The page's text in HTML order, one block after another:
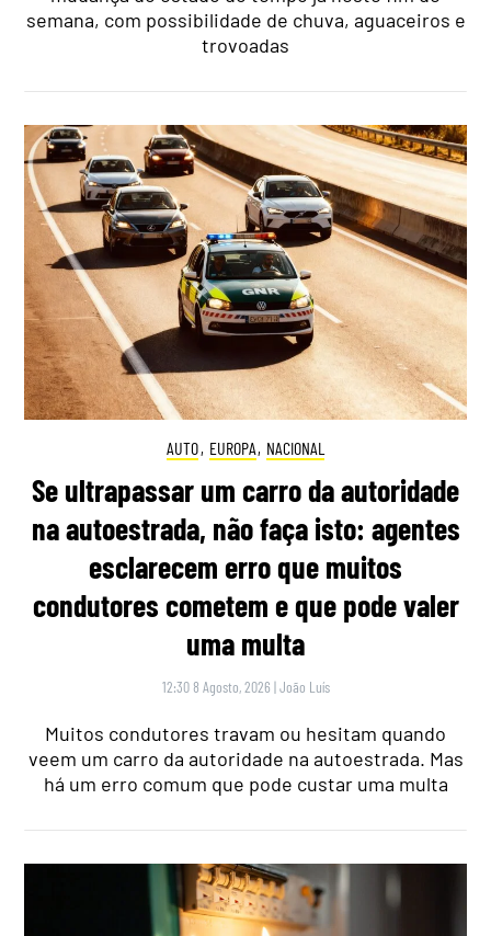
semana, com possibilidade de chuva, aguaceiros e
trovoadas
AUTO, EUROPA, NACIONAL
Se ultrapassar um carro da autoridade
na autoestrada, não faça isto: agentes
esclarecem erro que muitos
condutores cometem e que pode valer
uma multa
12:30 8 Agosto, 2026 |João Luís
Muitos condutores travam ou hesitam quando
veem um carro da autoridade na autoestrada. Mas
há um erro comum que pode custar uma multa